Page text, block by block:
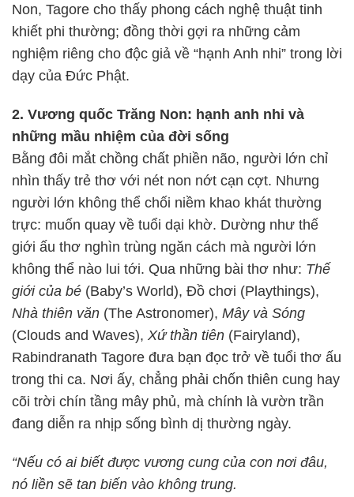
Non, Tagore cho thấy phong cách nghệ thuật tinh
khiết phi thường; đồng thời gợi ra những cảm
nghiệm riêng cho độc giả về “hạnh Anh nhi” trong lời
dạy của Đức Phật.
2. Vương quốc Trăng Non: hạnh anh nhi và
những mầu nhiệm của đời sống
Bằng đôi mắt chồng chất phiền não, người lớn chỉ
nhìn thấy trẻ thơ với nét non nớt cạn cợt. Nhưng
người lớn không thể chối niềm khao khát thường
trực: muốn quay về tuổi dại khờ. Dường như thế
giới ấu thơ nghìn trùng ngăn cách mà người lớn
không thể nào lui tới. Qua những bài thơ như: Thế
giới của bé (Baby’s World), Đồ chơi (Playthings),
Nhà thiên văn (The Astronomer), Mây và Sóng
(Clouds and Waves), Xứ thần tiên (Fairyland),
Rabindranath Tagore đưa bạn đọc trở về tuổi thơ ấu
trong thi ca. Nơi ấy, chẳng phải chốn thiên cung hay
cõi trời chín tầng mây phủ, mà chính là vườn trần
đang diễn ra nhịp sống bình dị thường ngày.
“Nếu có ai biết được vương cung của con nơi đâu,
nó liền sẽ tan biến vào không trung.